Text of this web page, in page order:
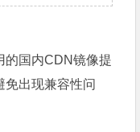
的国内CDN镜像提
免出现兼容性问